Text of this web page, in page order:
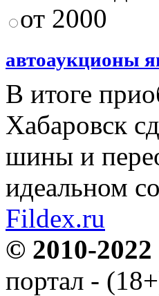
от 2000
автоаукционы
В итоге
Хабаровск
шины и
идеальном
Fildex.ru
© 2010-2022
портал -